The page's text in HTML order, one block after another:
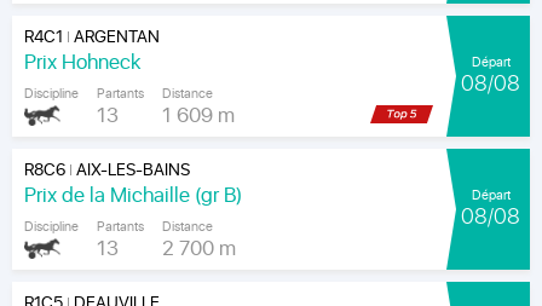
R4C1 |ARGENTAN
Prix Hohneck
Discipline Partants
13
Distance
1 609 m
Départ
08/08
R8C6|AIX-LES-BAINS
Prix de la Michaille (gr B)
Discipline Partants
13
Distance
2 700 m
Départ
08/08